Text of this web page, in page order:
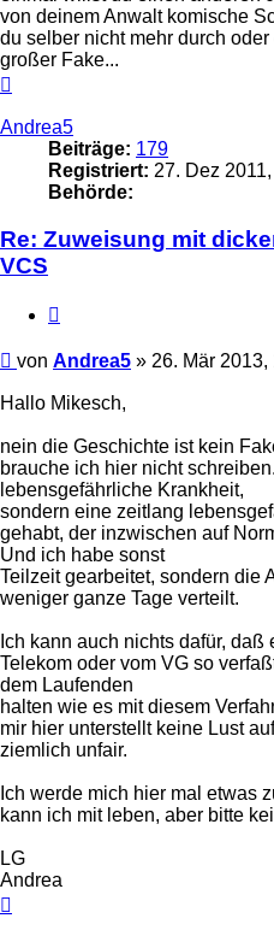
von deinem Anwalt komische
du selber nicht mehr durch
großer Fake...
Andrea5
Beiträge: 179
Registriert: 27. Dez
Behörde:
Re: Zuweisung mit
VCS
Beitrag
von Andrea5 » 26. Mär 2013,
Hallo Mikesch,
nein die Geschichte ist kein
brauche ich hier nicht
lebensgefährliche Krankheit,
sondern eine zeitlang
gehabt, der inzwischen auf
Und ich habe sonst
Teilzeit gearbeitet, sondern die
weniger ganze Tage verteilt.
Ich kann auch nichts dafür,
Telekom oder vom VG so
dem Laufenden
halten wie es mit diesem
mir hier unterstellt keine Lust
ziemlich unfair.
Ich werde mich hier mal etwas
kann ich mit leben, aber bitte
LG
Andrea